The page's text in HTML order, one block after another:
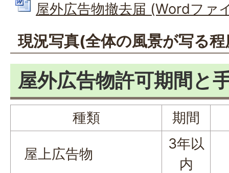
屋外広告物撤去届 (Wordファ
現況写真(全体の風景が写る
屋外広告物許可期間と
種類 期間
屋上広告物
3年以
内